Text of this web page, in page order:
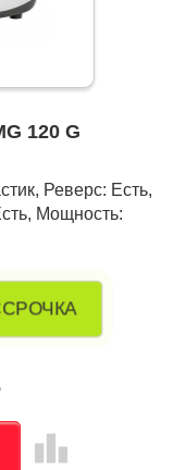
120 G
Реверс: Есть,
Мощность:
leaderboard